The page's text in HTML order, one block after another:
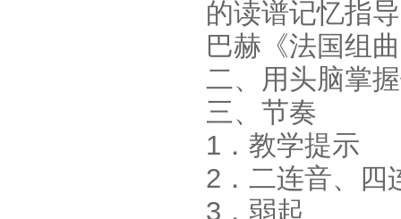
的读谱记忆指导
巴赫《法国组
二、用头脑掌
三、节奏
1．教学提示
2．二连音、四
3．弱起